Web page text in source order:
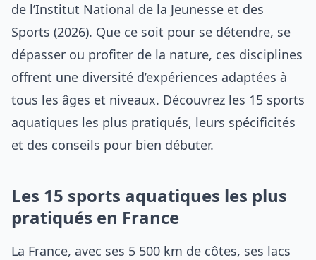
de l’Institut National de la Jeunesse et des
Sports (2026). Que ce soit pour se détendre, se
dépasser ou profiter de la nature, ces disciplines
offrent une diversité d’expériences adaptées à
tous les âges et niveaux. Découvrez les 15 sports
aquatiques les plus pratiqués, leurs spécificités
et des conseils pour bien débuter.
Les 15 sports aquatiques les plus
pratiqués en France
La France, avec ses 5 500 km de côtes, ses lacs